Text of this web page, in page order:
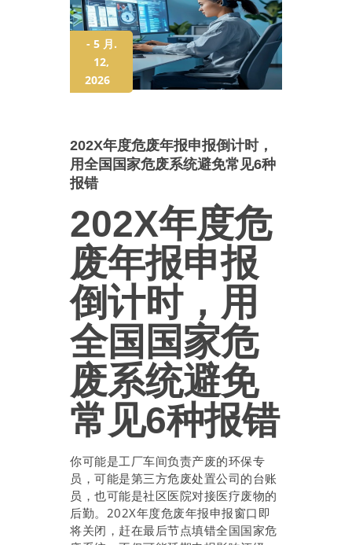
- 5 月.
12,
2026
202X年度危废年报申报倒计时，
用全国国家危废系统避免常见6种
报错
202X年度危
废年报申报
倒计时，用
全国国家危
废系统避免
常见6种报错
你可能是工厂车间负责产废的环保专
员，可能是第三方危废处置公司的台账
员，也可能是社区医院对接医疗废物的
后勤。202X年度危废年报申报窗口即
将关闭，赶在最后节点填错全国国家危